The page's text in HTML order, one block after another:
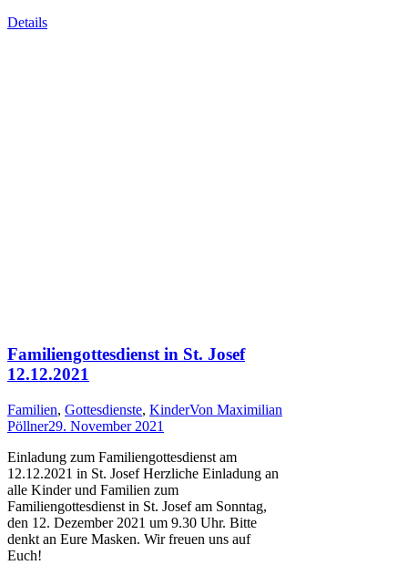
Details
Familiengottesdienst in St. Josef
12.12.2021
Familien, Gottesdienste, KinderVon Maximilian
Pöllner29. November 2021
Einladung zum Familiengottesdienst am
12.12.2021 in St. Josef Herzliche Einladung an
alle Kinder und Familien zum
Familiengottesdienst in St. Josef am Sonntag,
den 12. Dezember 2021 um 9.30 Uhr. Bitte
denkt an Eure Masken. Wir freuen uns auf
Euch!